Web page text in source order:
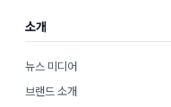
소개
뉴스 미디어
브랜드 소개